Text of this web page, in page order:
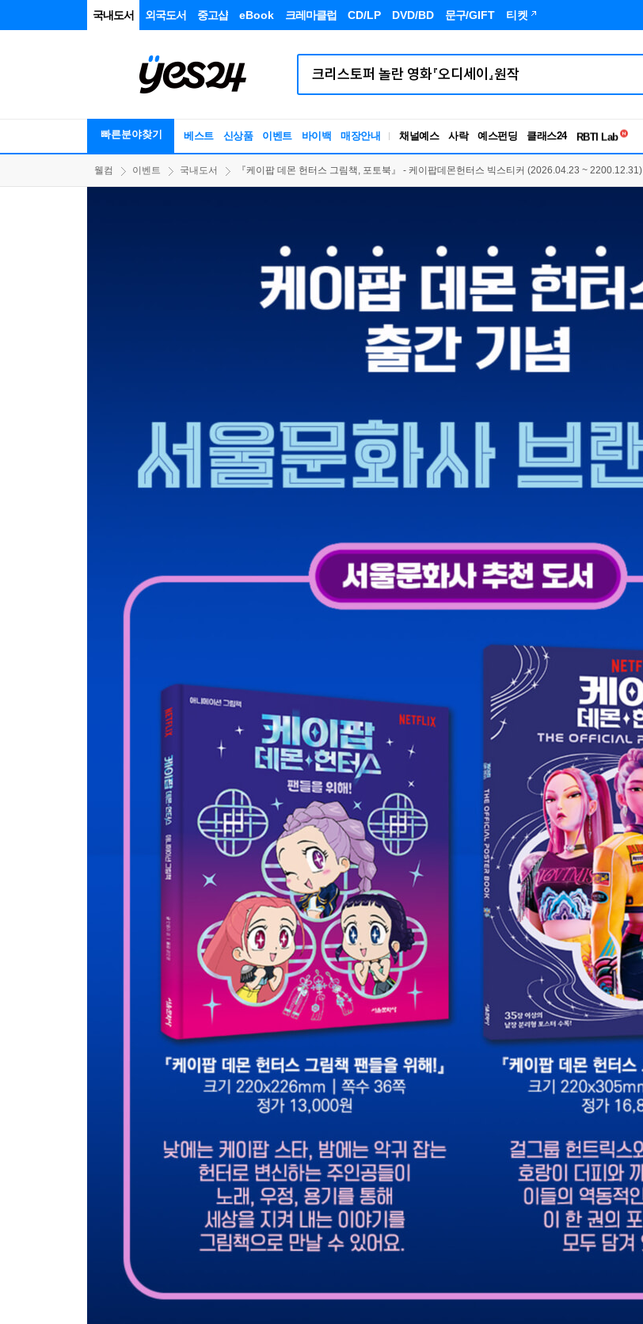
국내도서 외국도서 중고샵 eBook 크레마클럽 CD/LP DVD/BD 문구/GIFT 티켓
빠른분야찾기 베스트 신상품 이벤트 바이백 매장안내 채널예스 사락 예스펀딩 클래스24
RBTI Lab
독서유형검사
웰컴 이벤트 국내도서 『케이팝 데몬 헌터스 그림책, 포토북』 - 케이팝데몬헌터스 빅스티커 (2026.04.23 ~ 2200.12.31)